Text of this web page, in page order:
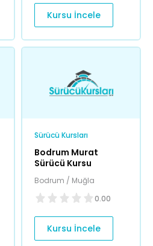
Kursu İncele
Sürücü Kursları
Bodrum Murat
Sürücü Kursu
Bodrum / Muğla
0.00
Kursu İncele